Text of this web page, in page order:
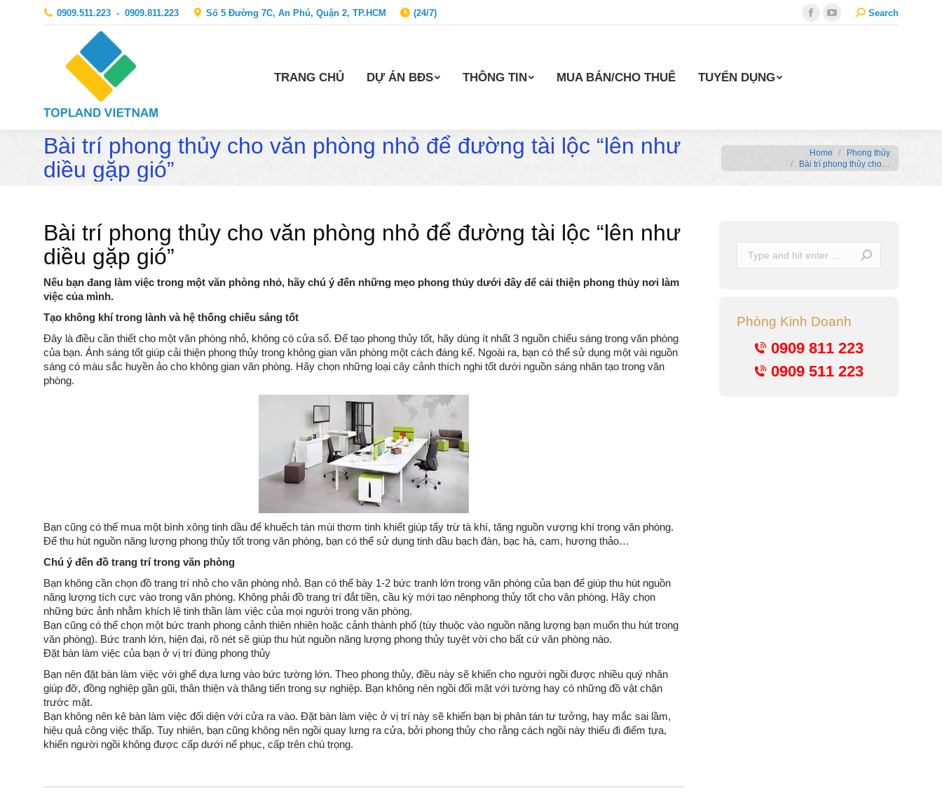
0909.511.223 - 0909.811.223 Số 5 Đường 7C, An Phú, Quận 2, TP.HCM (24/7)
Facebook
YouTube
Search:
Search
TRANG CHỦ DỰ ÁN BĐS THÔNG TIN MUA BÁN/CHO THUÊ TUYỂN DỤNG
Bài trí phong thủy cho văn phòng nhỏ để đường tài lộc “lên như
diều gặp gió”
Home
Phong thủy
Bài trí phong thủy cho…
Bài trí phong thủy cho văn phòng nhỏ để đường tài lộc “lên như
diều gặp gió”
Nếu bạn đang làm việc trong một văn phòng nhỏ, hãy chú ý đến những mẹo phong thủy dưới đây để cải thiện phong thủy nơi làm
việc của mình.
Tạo không khí trong lành và hệ thống chiếu sáng tốt
Đây là điều cần thiết cho một văn phòng nhỏ, không có cửa sổ. Để tạo phong thủy tốt, hãy dùng ít nhất 3 nguồn chiếu sáng trong văn phòng
của bạn. Ánh sáng tốt giúp cải thiện phong thủy trong không gian văn phòng một cách đáng kể. Ngoài ra, bạn có thể sử dụng một vài nguồn
sáng có màu sắc huyền ảo cho không gian văn phòng. Hãy chọn những loại cây cảnh thích nghi tốt dưới nguồn sáng nhân tạo trong văn
phòng.
Bạn cũng có thể mua một bình xông tinh dầu để khuếch tán mùi thơm tinh khiết giúp tẩy trừ tà khí, tăng nguồn vượng khí trong văn phòng.
Để thu hút nguồn năng lượng phong thủy tốt trong văn phòng, bạn có thể sử dụng tinh dầu bạch đàn, bạc hà, cam, hương thảo…
Chú ý đến đồ trang trí trong văn phòng
Bạn không cần chọn đồ trang trí nhỏ cho văn phòng nhỏ. Bạn có thể bày 1-2 bức tranh lớn trong văn phòng của bạn để giúp thu hút nguồn
năng lượng tích cực vào trong văn phòng. Không phải đồ trang trí đắt tiền, cầu kỳ mới tạo nênphong thủy tốt cho văn phòng. Hãy chọn
những bức ảnh nhằm khích lệ tinh thần làm việc của mọi người trong văn phòng.
Bạn cũng có thể chọn một bức tranh phong cảnh thiên nhiên hoặc cảnh thành phố (tùy thuộc vào nguồn năng lượng bạn muốn thu hút trong
văn phòng). Bức tranh lớn, hiện đại, rõ nét sẽ giúp thu hút nguồn năng lượng phong thủy tuyệt vời cho bất cứ văn phòng nào.
Đặt bàn làm việc của bạn ở vị trí đúng phong thủy
Bạn nên đặt bàn làm việc với ghế dựa lưng vào bức tường lớn. Theo phong thủy, điều này sẽ khiến cho người ngồi được nhiều quý nhân
giúp đỡ, đồng nghiệp gần gũi, thân thiện và thăng tiến trong sự nghiệp. Bạn không nên ngồi đối mặt với tường hay có những đồ vật chặn
trước mặt.
Bạn không nên kê bàn làm việc đối diện với cửa ra vào. Đặt bàn làm việc ở vị trí này sẽ khiến bạn bị phân tán tư tưởng, hay mắc sai lầm,
hiệu quả công việc thấp. Tuy nhiên, bạn cũng không nên ngồi quay lưng ra cửa, bởi phong thủy cho rằng cách ngồi này thiếu đi điểm tựa,
khiến người ngồi không được cấp dưới nể phục, cấp trên chú trọng.
Phòng Kinh Doanh
0909 811 223
0909 511 223